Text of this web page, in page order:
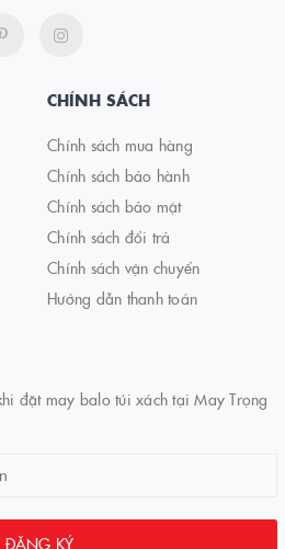
CHÍNH SÁCH
Chính sách mua hàng
Chính sách bảo hành
Chính sách bảo mật
Chính sách đổi trả
Chính sách vận chuyển
Hướng dẫn thanh toán
đặt may balo túi xách tại May Trọng
ĐĂNG KÝ